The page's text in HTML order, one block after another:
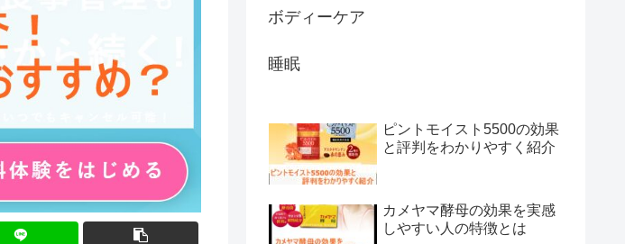
ボディーケア
睡眠
ピントモイスト5500の効果
と評判をわかりやすく紹介
カメヤマ酵母の効果を実感
しやすい人の特徴とは